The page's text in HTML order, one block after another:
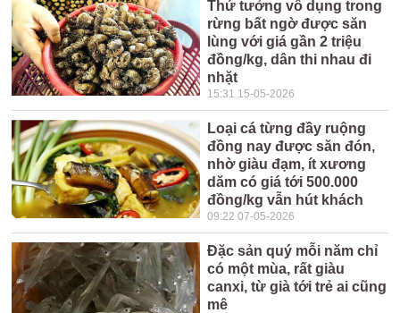
Thứ tưởng vô dụng trong
rừng bất ngờ được săn
lùng với giá gần 2 triệu
đồng/kg, dân thi nhau đi
nhặt
15:31 15-05-2026
Loại cá từng đầy ruộng
đồng nay được săn đón,
nhờ giàu đạm, ít xương
dăm có giá tới 500.000
đồng/kg vẫn hút khách
09:22 07-05-2026
Đặc sản quý mỗi năm chỉ
có một mùa, rất giàu
canxi, từ già tới trẻ ai cũng
mê